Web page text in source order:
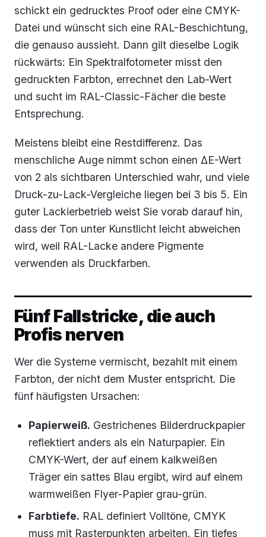
schickt ein gedrucktes Proof oder eine CMYK-
Datei und wünscht sich eine RAL-Beschichtung,
die genauso aussieht. Dann gilt dieselbe Logik
rückwärts: Ein Spektralfotometer misst den
gedruckten Farbton, errechnet den Lab-Wert
und sucht im RAL-Classic-Fächer die beste
Entsprechung.
Meistens bleibt eine Restdifferenz. Das
menschliche Auge nimmt schon einen ΔE-Wert
von 2 als sichtbaren Unterschied wahr, und viele
Druck-zu-Lack-Vergleiche liegen bei 3 bis 5. Ein
guter Lackierbetrieb weist Sie vorab darauf hin,
dass der Ton unter Kunstlicht leicht abweichen
wird, weil RAL-Lacke andere Pigmente
verwenden als Druckfarben.
Fünf Fallstricke, die auch
Profis nerven
Wer die Systeme vermischt, bezahlt mit einem
Farbton, der nicht dem Muster entspricht. Die
fünf häufigsten Ursachen:
Papierweiß. Gestrichenes Bilderdruckpapier
reflektiert anders als ein Naturpapier. Ein
CMYK-Wert, der auf einem kalkweißen
Träger ein sattes Blau ergibt, wird auf einem
warmweißen Flyer-Papier grau-grün.
Farbtiefe. RAL definiert Volltöne, CMYK
muss mit Rasterpunkten arbeiten. Ein tiefes